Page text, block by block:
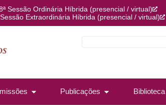
Sessão Ordinária Híbrida (presencial / virtual)
Sessão Extraordinária Híbrida (presencial / virtual)
Publicações Biblioteca